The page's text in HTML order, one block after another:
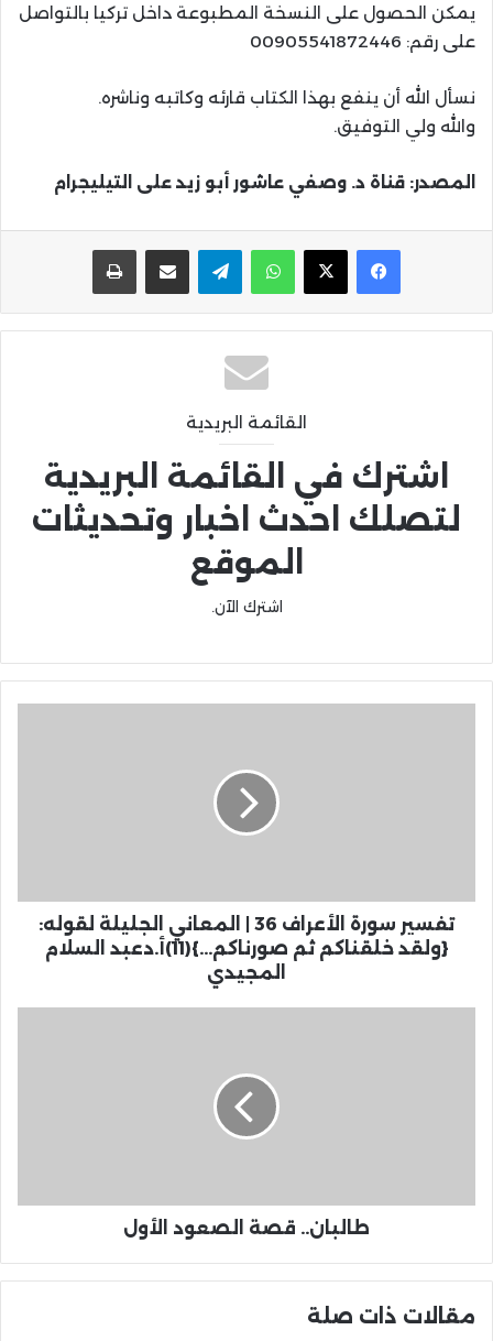
يمكن الحصول على النسخة المطبوعة داخل تركيا بالتواصل
على رقم: 00905541872446
نسأل الله أن ينفع بهذا الكتاب قارئه وكاتبه وناشره.
والله ولي التوفيق.
المصدر: قناة د. وصفي عاشور أبو زيد على التيليجرام
واتساب تيلقرام مشاركة عبر البريد
القائمة البريدية
اشترك في القائمة البريدية
لتصلك احدث اخبار وتحديثات
الموقع
اشترك الآن.
تفسير سورة الأعراف 36 | المعاني الجليلة لقوله:
{ولقد خلقناكم ثم صورناكم...}(11)أ.دعبد السلام
المجيدي
طالبان.. قصة الصعود الأول
مقالات ذات صلة